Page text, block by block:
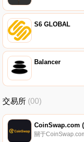
S6 GLOBAL
Balancer
交易所 (00)
CoinSwap.com